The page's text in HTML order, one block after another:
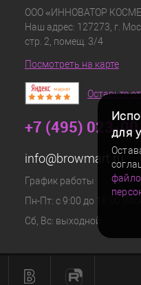
для
ООО «ИННОВАТОР
Наш адрес: 127273, г.
стр. 2, помещ. 3/4
Посмотреть на карте
Оставьте
+7 (495) 023-
info@browmart.ru
График работы
Пн-Пт: с 9:00 до 18:00 (Мск)
Сб, Вс: выходной